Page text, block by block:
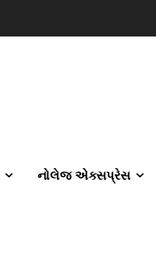
નોલેજ એક્સપ્રેસ